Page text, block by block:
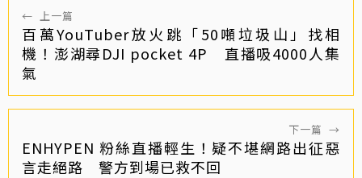
← 上一篇
百萬YouTuber放火跳「50噸垃圾山」找相
機！澎湖尋DJI pocket 4P 直播吸4000人集
氣
下一篇 →
ENHYPEN 粉絲直播輕生！疑不堪網路出征惡
言走絕路 警方到場已救不回